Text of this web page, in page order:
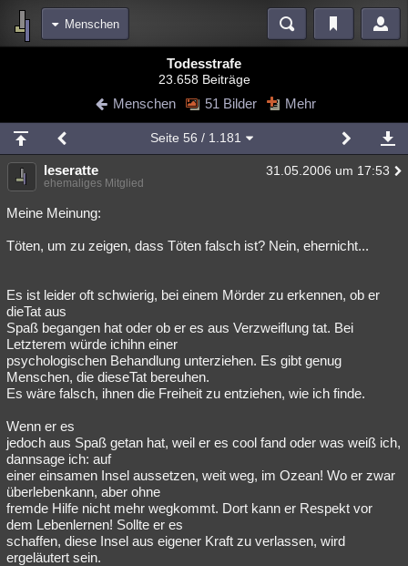
Menschen
Diskussionen Blogs Videos
Chat Wiki Neuigkeiten
meine Rubriken
Menschen Mystery Kriminalfälle
Spiritualität
Natur Umfragen Unterhaltung
Philosophie Träume Orte Esoterik Literatur
Astronomie Helpdesk Gruppen Gaming Filme
Musik Clash Verbesserungen Allmystery English
Übersichten
Besucht
Lesenswert Schlüsselwörter
Todesstrafe
23.658 Beiträge
Menschen 51 Bilder Mehr
Seite 56 / 1.181
leseratte 31.05.2006 um 17:53
ehemaliges Mitglied
Meine Meinung:
Töten, um zu zeigen, dass Töten falsch ist? Nein, ehernicht...
Es ist leider oft schwierig, bei einem Mörder zu erkennen, ob er
dieTat aus
Spaß begangen hat oder ob er es aus Verzweiflung tat. Bei
Letzterem würde ichihn einer
psychologischen Behandlung unterziehen. Es gibt genug
Menschen, die dieseTat bereuhen.
Es wäre falsch, ihnen die Freiheit zu entziehen, wie ich finde.
Wenn er es
jedoch aus Spaß getan hat, weil er es cool fand oder was weiß ich,
dannsage ich: auf
einer einsamen Insel aussetzen, weit weg, im Ozean! Wo er zwar
überlebenkann, aber ohne
fremde Hilfe nicht mehr wegkommt. Dort kann er Respekt vor
dem Lebenlernen! Sollte er es
schaffen, diese Insel aus eigener Kraft zu verlassen, wird
ergeläutert sein.